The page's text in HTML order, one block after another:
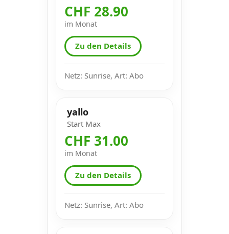
CHF 28.90
im Monat
Zu den Details
Netz: Sunrise, Art: Abo
yallo
Start Max
CHF 31.00
im Monat
Zu den Details
Netz: Sunrise, Art: Abo